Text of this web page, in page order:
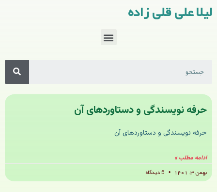
لیلا علی قلی زاده
حرفه نویسندگی و دستاوردهای آن
حرفه نویسندگی و دستاوردهای آن
ادامه مطلب »
بهمن ۳, ۱۴۰۱